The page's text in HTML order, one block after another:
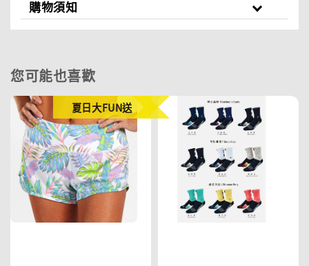
購物須知
您可能也喜歡
夏日大FUN送